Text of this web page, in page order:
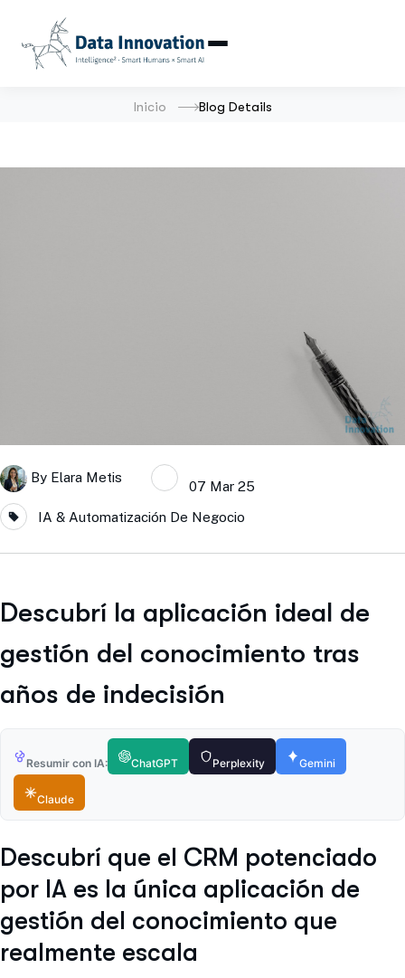
Inicio Blog Details
By Elara Metis
07 Mar 25
IA & Automatización De Negocio
Descubrí la aplicación ideal de
gestión del conocimiento tras
años de indecisión
Resumir con IA: ChatGPT Perplexity Gemini
Claude
Descubrí que el CRM potenciado
por IA es la única aplicación de
gestión del conocimiento que
realmente escala